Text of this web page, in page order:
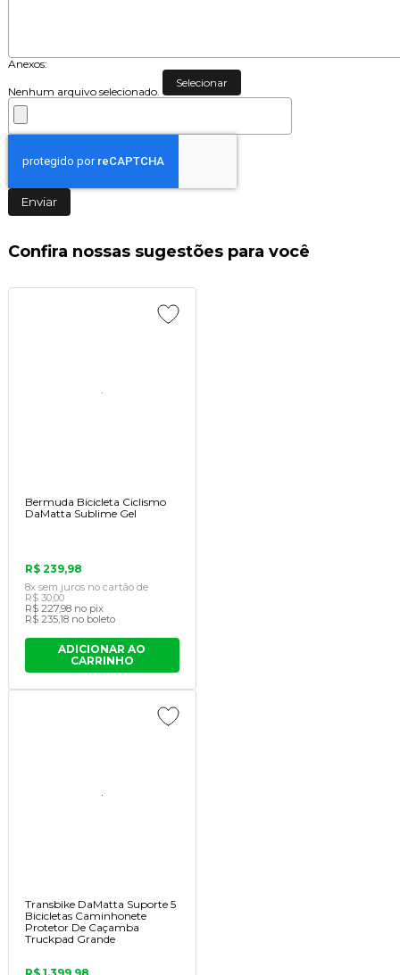
Anexos:
Nenhum arquivo selecionado.
Selecionar
Enviar
Confira nossas sugestões para você
Bermuda Bicicleta Ciclismo
DaMatta Sublime Gel
R$ 239,98
8x sem juros no cartãode
R$ 30,00
R$ 227,98 no pix
R$ 235,18 no boleto
ADICIONAR AO
CARRINHO
Transbike DaMatta Suporte 5
Bicicletas Caminhonete
Protetor De Caçamba
Truckpad Grande